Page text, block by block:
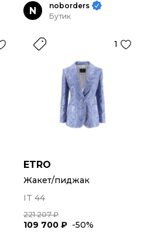
N
noborders
Бутик
1
ETRO
Жакет/пиджак
IT 44
221 207 ₽
109 700 ₽ -50%